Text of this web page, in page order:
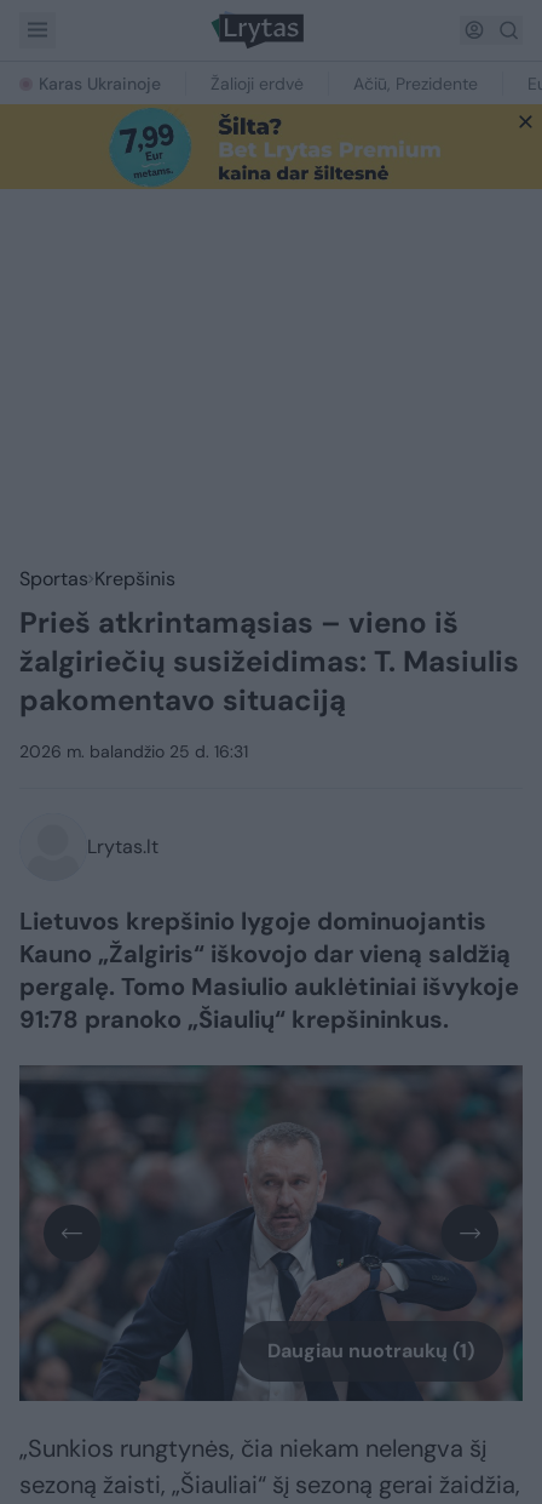
Karas Ukrainoje Žalioji erdvė Ačiū, Prezidente
Sportas Krepšinis
Prieš atkrintamąsias – vieno iš
žalgiriečių susižeidimas: T. Masiulis
pakomentavo situaciją
2026 m. balandžio 25 d. 16:31
Lrytas.lt
Lietuvos krepšinio lygoje dominuojantis
Kauno „Žalgiris“ iškovojo dar vieną saldžią
pergalę. Tomo Masiulio auklėtiniai išvykoje
91:78 pranoko „Šiaulių“ krepšininkus.
Daugiau nuotraukų (1)
„Sunkios rungtynės, čia niekam nelengva šį
sezoną žaisti, „Šiauliai“ šį sezoną gerai žaidžia,